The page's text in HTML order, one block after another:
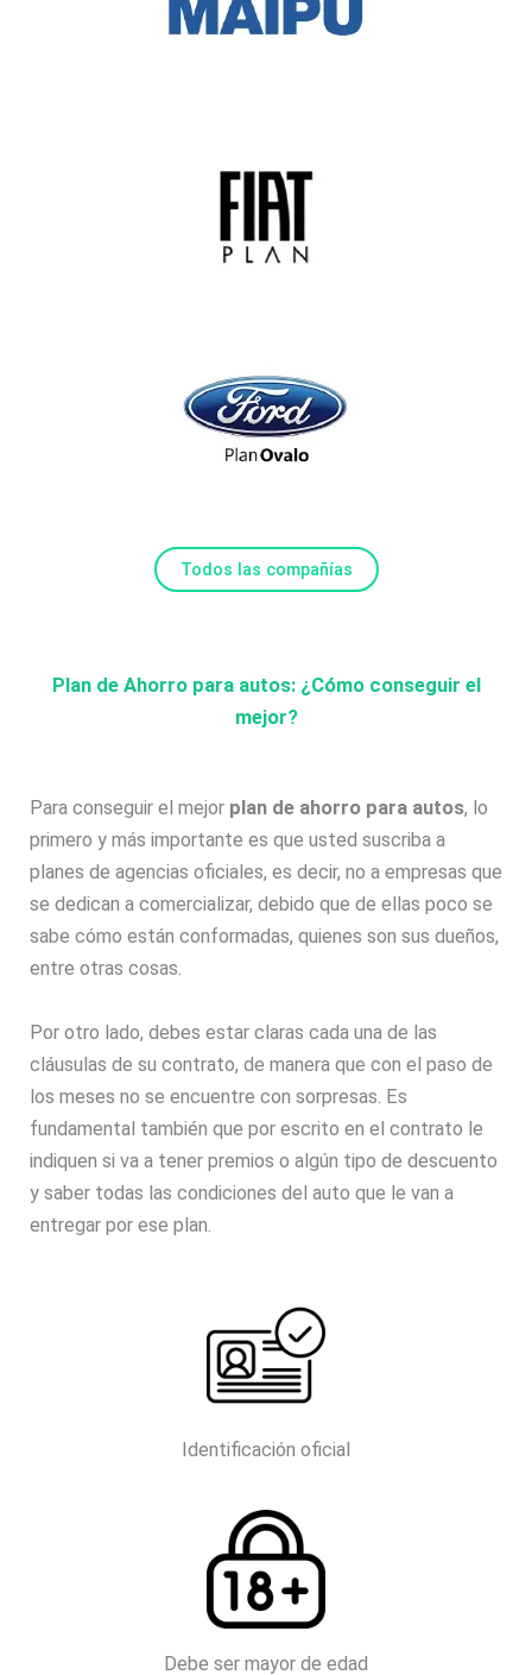
Todos las compañías
Plan de Ahorro para autos: ¿Cómo conseguir el
mejor?
Para conseguir el mejor plan de ahorro para autos, lo
primero y más importante es que usted suscriba a
planes de agencias oficiales, es decir, no a empresas que
se dedican a comercializar, debido que de ellas poco se
sabe cómo están conformadas, quienes son sus dueños,
entre otras cosas.
Por otro lado, debes estar claras cada una de las
cláusulas de su contrato, de manera que con el paso de
los meses no se encuentre con sorpresas. Es
fundamental también que por escrito en el contrato le
indiquen si va a tener premios o algún tipo de descuento
y saber todas las condiciones del auto que le van a
entregar por ese plan.
Identificación oficial
Debe ser mayor de edad